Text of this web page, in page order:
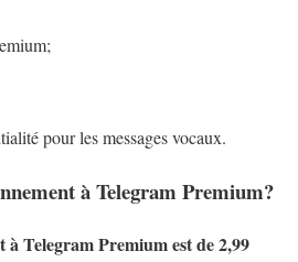
pour les messages vocaux.
à Telegram Premium?
à Telegram Premium est de 2,99